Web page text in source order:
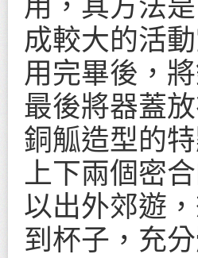
用，其方法
成較大的活
用完畢後，
最後將器蓋
銅觚造型的
上下兩個密
以出外郊遊
到杯子，充